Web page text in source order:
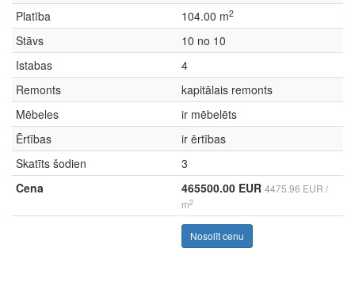
Platība
104.00 m2
Stāvs
10 no 10
Istabas
4
Remonts
kapitālais remonts
Mēbeles
ir mēbelēts
Ērtības
ir ērtības
Skatīts šodien
3
Cena
465500.00 EUR 4475.96 EUR /
m2
Nosolīt cenu